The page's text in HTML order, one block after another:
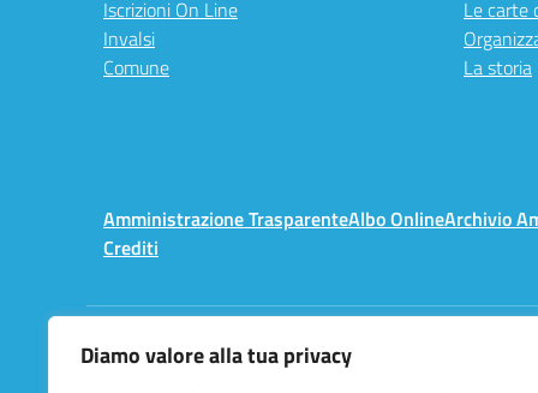
Diamo valore alla tua privacy
Iscrizioni On Line
Invalsi
Comune
Le carte
La storia
Amministrazione TrasparenteAlbo OnlineArchivio
Crediti